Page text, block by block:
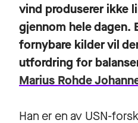
vind produserer ikke
gjennom hele dagen.
fornybare kilder vil
utfordring for
Marius Rohde
Han er en av USN-